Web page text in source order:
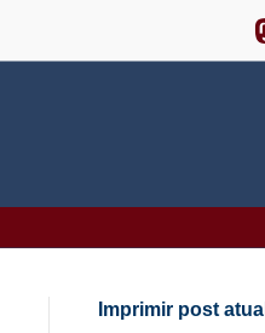
Imprimir post atual